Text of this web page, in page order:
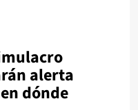
alerta
dónde